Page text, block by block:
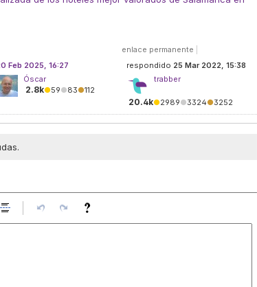
enlace permanente
respondido 25 Mar 2022, 15:38
trabber
20.4k●2989●3324●3252
Feb 2025, 16:27
Óscar
2.8k●59●83●112